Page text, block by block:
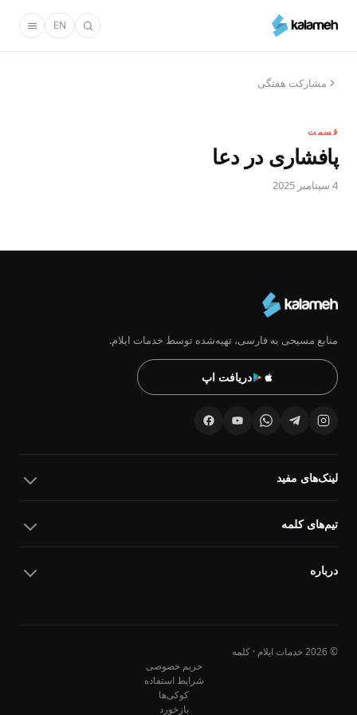
محتوای
EN
مشارکت هفتگی
قسمت
پافشاری در دعا
4 سپتامبر 2025
منابع مسیحی به فارسی، تهیه‌شده توسط خدمات ایلام.
دریافت اپ
لینک‌های مفید
تیم‌های کلمه
درباره
© 2026 خدمات ایلام · کلمه
حریم خصوصی
شرایط استفاده
کوکی‌ها
بازخورد
10